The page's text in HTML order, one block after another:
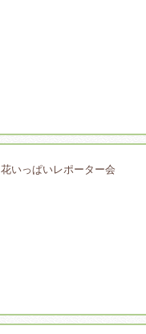
花いっぱいレポーター会